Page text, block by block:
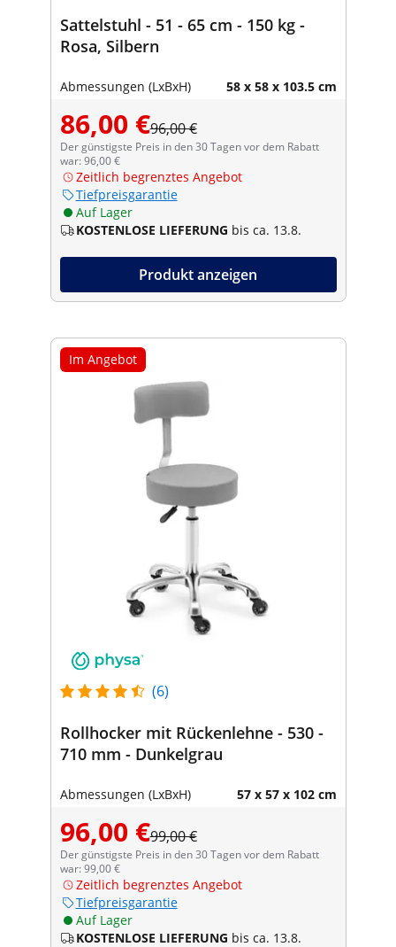
Sattelstuhl - 51 - 65 cm - 150 kg -
Rosa, Silbern
Abmessungen (LxBxH) 58 x 58 x 103.5 cm
86,00 €96,00 €
Der günstigste Preis in den 30 Tagen vor dem Rabatt
war: 96,00 €
Zeitlich begrenztes Angebot
Tiefpreisgarantie
Auf Lager
KOSTENLOSE LIEFERUNG bis ca. 13.8.
Produkt anzeigen
Im Angebot
(6)
Rollhocker mit Rückenlehne - 530 -
710 mm - Dunkelgrau
Abmessungen (LxBxH) 57 x 57 x 102 cm
96,00 €99,00 €
Der günstigste Preis in den 30 Tagen vor dem Rabatt
war: 99,00 €
Zeitlich begrenztes Angebot
Tiefpreisgarantie
Auf Lager
KOSTENLOSE LIEFERUNG bis ca. 13.8.